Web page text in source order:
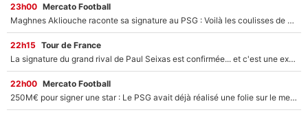
23h00 Mercato Football
Maghnes Akliouche raconte sa signature au PSG : Voilà les coulisses de son transfert de rêve à 50M€
22h15 Tour de France
La signature du grand rival de Paul Seixas est confirmée... et c'est une excellente nouvelle pour l'équipe Decathlon-CMA CGM !
22h00 Mercato Football
250M€ pour signer une star : Le PSG avait déjà réalisé une folie sur le mercato bien avant Neymar !